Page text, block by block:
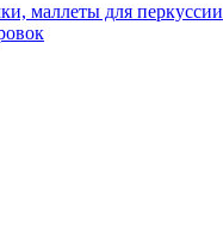
маллеты для перкуссии